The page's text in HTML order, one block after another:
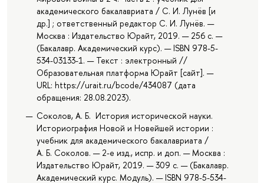
академического бакалавриата / С. И. Лунёв [и
др.] ; ответственный редактор С. И. Лунёв. —
Москва : Издательство Юрайт, 2019. — 256 с. —
(Бакалавр. Академический курс). — ISBN 978-5-
534-03133-1. — Текст : электронный //
Образовательная платформа Юрайт [сайт]. —
URL: https://urait.ru/bcode/434087 (дата
обращения: 28.08.2023).
Соколов, А. Б. История исторической науки.
Историография Новой и Новейшей истории :
учебник для академического бакалавриата /
А. Б. Соколов. — 2-е изд., испр. и доп. — Москва :
Издательство Юрайт, 2019. — 309 с. — (Бакалавр.
Академический курс. Модуль). — ISBN 978-5-534-